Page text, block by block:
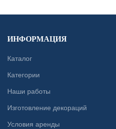
ИНФОРМАЦИЯ
Каталог
Категории
Наши работы
Изготовление декораций
Условия аренды